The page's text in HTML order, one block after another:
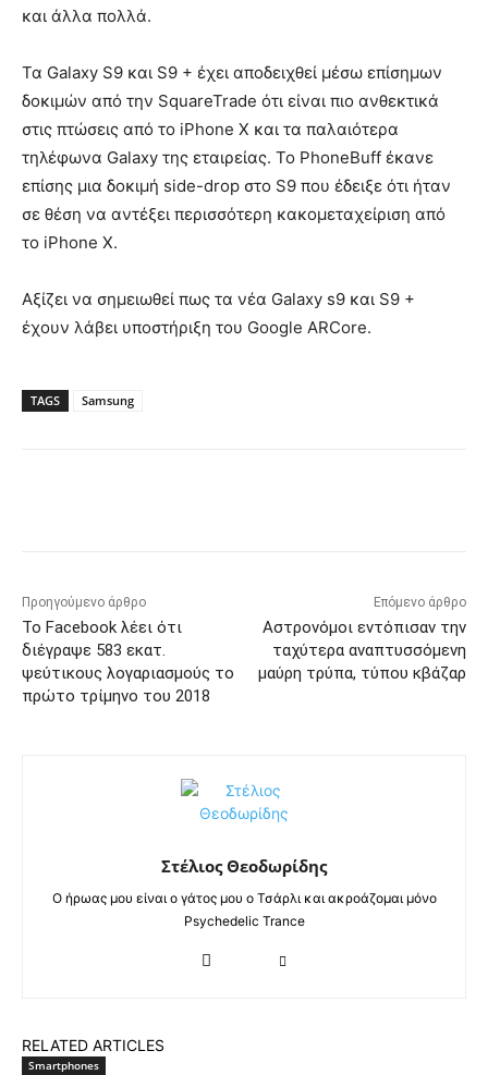
και άλλα πολλά.
Τα Galaxy S9 και S9 + έχει αποδειχθεί μέσω επίσημων
δοκιμών από την SquareTrade ότι είναι πιο ανθεκτικά
στις πτώσεις από το iPhone X και τα παλαιότερα
τηλέφωνα Galaxy της εταιρείας. Το PhoneBuff έκανε
επίσης μια δοκιμή side-drop στο S9 που έδειξε ότι ήταν
σε θέση να αντέξει περισσότερη κακομεταχείριση από
το iPhone X.
Αξίζει να σημειωθεί πως τα νέα Galaxy s9 και S9 +
έχουν λάβει υποστήριξη του Google ARCore.
TAGS Samsung
Προηγούμενο άρθρο
Το Facebook λέει ότι
διέγραψε 583 εκατ.
ψεύτικους λογαριασμούς το
πρώτο τρίμηνο του 2018
Επόμενο άρθρο
Αστρονόμοι εντόπισαν την
ταχύτερα αναπτυσσόμενη
μαύρη τρύπα, τύπου κβάζαρ
Στέλιος Θεοδωρίδης
Ο ήρωας μου είναι ο γάτος μου ο Τσάρλι και ακροάζομαι μόνο
Psychedelic Trance
RELATED ARTICLES
Smartphones